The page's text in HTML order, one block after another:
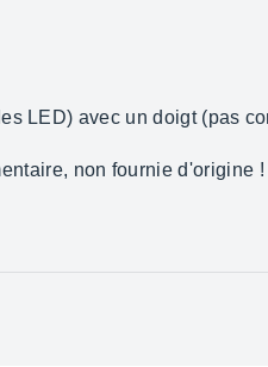
LED) avec un doigt (pas
non fournie d'origine !